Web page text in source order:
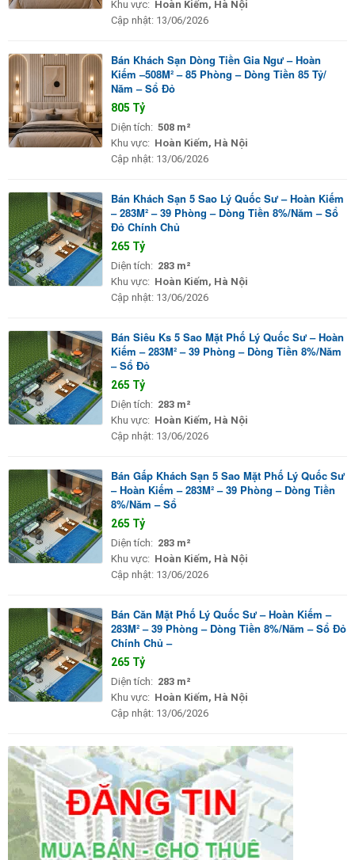
Khu vực: Hoàn Kiếm, Hà Nội
Cập nhật: 13/06/2026
Bán Khách Sạn Dòng Tiền Gia Ngư – Hoàn
Kiếm –508M² – 85 Phòng – Dòng Tiền 85 Tỷ/
Năm – Sổ Đỏ
805 Tỷ
Diện tích: 508 m²
Khu vực: Hoàn Kiếm, Hà Nội
Cập nhật: 13/06/2026
Bán Khách Sạn 5 Sao Lý Quốc Sư – Hoàn Kiếm
– 283M² – 39 Phòng – Dòng Tiền 8%/Năm – Sổ
Đỏ Chính Chủ
265 Tỷ
Diện tích: 283 m²
Khu vực: Hoàn Kiếm, Hà Nội
Cập nhật: 13/06/2026
Bán Siêu Ks 5 Sao Mặt Phố Lý Quốc Sư – Hoàn
Kiếm – 283M² – 39 Phòng – Dòng Tiền 8%/Năm
– Sổ Đỏ
265 Tỷ
Diện tích: 283 m²
Khu vực: Hoàn Kiếm, Hà Nội
Cập nhật: 13/06/2026
Bán Gấp Khách Sạn 5 Sao Mặt Phố Lý Quốc Sư
– Hoàn Kiếm – 283M² – 39 Phòng – Dòng Tiền
8%/Năm – Sổ
265 Tỷ
Diện tích: 283 m²
Khu vực: Hoàn Kiếm, Hà Nội
Cập nhật: 13/06/2026
Bán Căn Mặt Phố Lý Quốc Sư – Hoàn Kiếm –
283M² – 39 Phòng – Dòng Tiền 8%/Năm – Sổ Đỏ
Chính Chủ –
265 Tỷ
Diện tích: 283 m²
Khu vực: Hoàn Kiếm, Hà Nội
Cập nhật: 13/06/2026